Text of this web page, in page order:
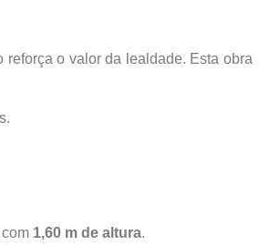
o valor da lealdade. Esta obra
1,60 m de altura.